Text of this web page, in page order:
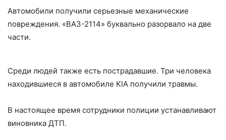
Автомобили получили серьезные механические
повреждения. «ВАЗ-2114» буквально разорвало на две
части.
Среди людей также есть пострадавшие. Три человека
находившиеся в автомобиле KIA получили травмы.
В настоящее время сотрудники полиции устанавливают
виновника ДТП.